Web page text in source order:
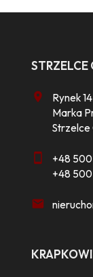
STRZELCE
Rynek
Marka
Strzelce
+48 500
+48 500